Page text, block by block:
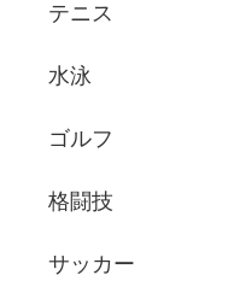
テニス
水泳
ゴルフ
格闘技
サッカー